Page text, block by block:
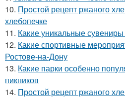
10. Простой рецепт ржаного
хлебопечке
11. Какие уникальные
12. Какие спортивные
Ростове-на-Дону
13. Какие парки особенно
пикников
14. Простой рецепт ржаного